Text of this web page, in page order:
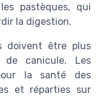
pastèques, qui
la digestion.
doivent être plus
de canicule. Les
la santé des
et réparties sur